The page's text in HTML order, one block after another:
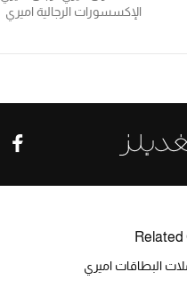
الإكسسورات الرجالية اميري
البطاقات اميري